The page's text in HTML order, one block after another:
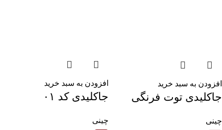
افزودن به سبد خرید
جاکلیدی توت فرنگی
چینی
افزودن به سبد خرید
جاکلیدی کد ۰۱
چینی